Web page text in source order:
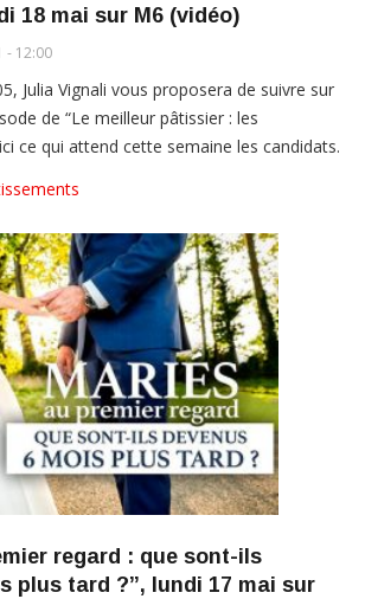
18 mai sur M6 (vidéo)
- 12:00
Julia Vignali vous proposera de suivre sur
de “Le meilleur pâtissier : les
ce qui attend cette semaine les candidats.
regard : que sont-ils
plus tard ?”, lundi 17 mai sur